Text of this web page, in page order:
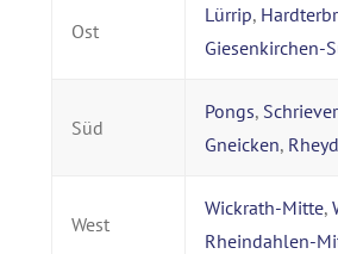
Ost
Lürrip,
Giesenkirchen-
Süd
Pongs,
Gneicken,
West
Wickrath-Mitte,
Rheindahlen-